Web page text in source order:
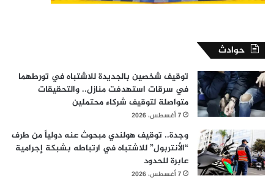
حوادث
توقيف شخصين بالجديدة للاشتباه في تورطهما
في سرقات استهدفت منازل.. والتحقيقات
متواصلة لتوقيف شركاء محتملين
7 أغسطس، 2026
وجدة.. توقيف هولندي مبحوث عنه دولياً من طرف
“الأنتربول” للاشتباه في ارتباطه بشبكة إجرامية
عابرة للحدود
7 أغسطس، 2026